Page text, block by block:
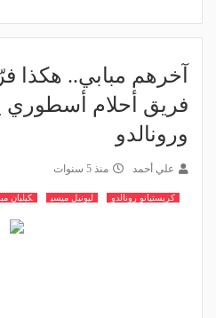
آخرهم مبابي.. هكذا
فريق أحلام أسطوري
ورونالدو
علي أحمد منذ 5 سنوات
كريستيانو رونالدو ليونيل ميسي كيليان